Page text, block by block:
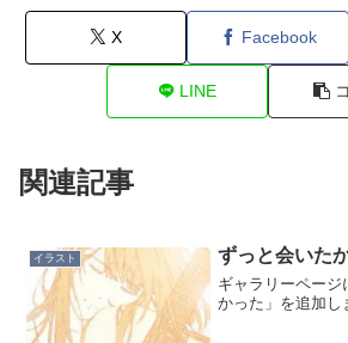
X Facebook
LINE
関連記事
イラスト ずっと会いた
ギャラリーページ
かった」を追加し